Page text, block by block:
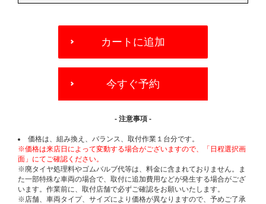
OPTIONS
カートに追加
今すぐ予約
- 注意事項 -
価格は、組み換え、バランス、取付作業１台分です。
※価格は来店日によって変動する場合がございますので、「日程選択画
面」にてご確認ください。
※廃タイヤ処理料やゴムバルブ代等は、料金に含まれておりません。ま
た一部特殊な車両の場合で、取付に追加費用などが発生する場合がござ
います。作業前に、取付店舗で必ずご確認をお願いいたします。
※店舗、車両タイプ、サイズにより価格が異なりますので、予めご了承